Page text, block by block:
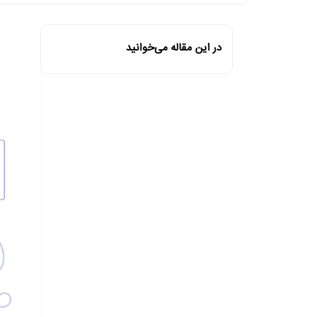
در این مقاله می‌خوانید